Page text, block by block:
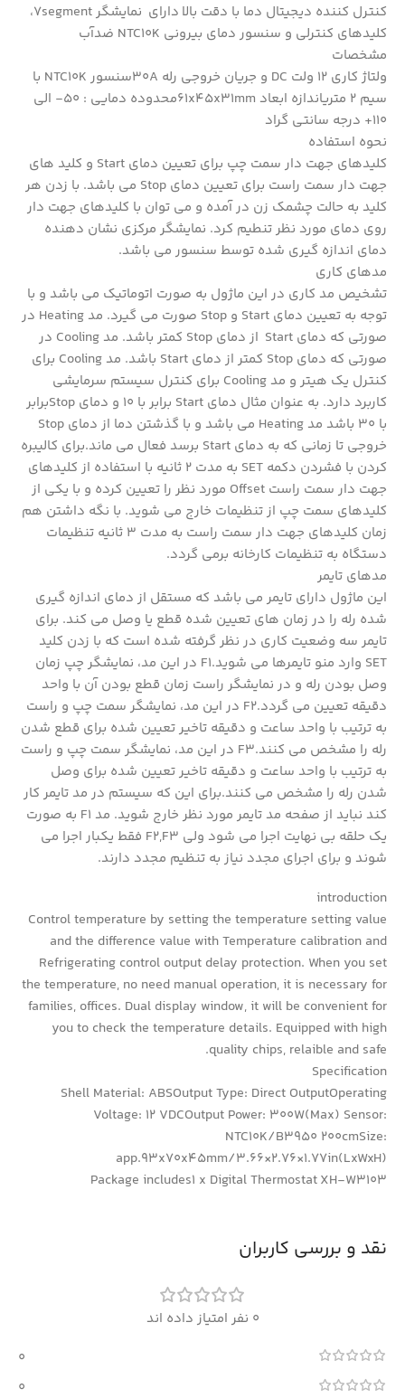
کنترل کننده دیجیتال دما با دقت بالا دارای نمایشگر 7segment،
کلیدهای کنترلی و سنسور دمای بیرونی NTC10K ضدآب
مشخصات
ولتاژ کاری 12 ولت DC و جریان خروجی رله 30Aسنسور NTC10K با
سیم 2 متریاندازه ابعاد 61x45x31mmمحدوده دمایی : 50- الی
110+ درجه سانتی گراد
نحوه استفاده
کلیدهای جهت دار سمت چپ برای تعیین دمای Start و کلید های
جهت دار سمت راست برای تعیین دمای Stop می باشد. با زدن هر
کلید به حالت چشمک زن در آمده و می توان با کلیدهای جهت دار
روی دمای مورد نظر تنطیم کرد. نمایشگر مرکزی نشان دهنده
دمای اندازه گیری شده توسط سنسور می باشد.
مدهای کاری
تشخیص مد کاری در این ماژول به صورت اتوماتیک می باشد و با
توجه به تعیین دمای Start و Stop صورت می گیرد. مد Heating در
صورتی که دمای Start از دمای Stop کمتر باشد. مد Cooling در
صورتی که دمای Stop کمتر از دمای Start باشد. مد Cooling برای
کنترل یک هیتر و مد Cooling برای کنترل سیستم سرمایشی
کاربرد دارد. به عنوان مثال دمای Start برابر با 10 و دمای Stopبرابر
با 30 باشد مد Heating می باشد و با گذشتن دما از دمای Stop
خروجی تا زمانی که به دمای Start برسد فعال می ماند.برای کالیبره
کردن با فشردن دکمه SET به مدت 2 ثانیه با استفاده از کلیدهای
جهت دار سمت راست Offset مورد نظر را تعیین کرده و با یکی از
کلیدهای سمت چپ از تنظیمات خارج می شوید. با نگه داشتن هم
زمان کلیدهای جهت دار سمت راست به مدت 3 ثانیه تنظیمات
دستگاه به تنظیمات کارخانه برمی گردد.
مدهای تایمر
این ماژول دارای تایمر می باشد که مستقل از دمای اندازه گیری
شده رله را در زمان های تعیین شده قطع یا وصل می کند. برای
تایمر سه وضعیت کاری در نظر گرفته شده است که با زدن کلید
SET وارد منو تایمرها می شوید.F1 در این مد، نمایشگر چپ زمان
وصل بودن رله و در نمایشگر راست زمان قطع بودن آن با واحد
دقیقه تعیین می گردد.F2 در این مد، نمایشگر سمت چپ و راست
به ترتیب با واحد ساعت و دقیقه تاخیر تعیین شده برای قطع شدن
رله را مشخص می کنند.F3 در این مد، نمایشگر سمت چپ و راست
به ترتیب با واحد ساعت و دقیقه تاخیر تعیین شده برای وصل
شدن رله را مشخص می کنند.برای این که سیستم در مد تایمر کار
کند نباید از صفحه مد تایمر مورد نظر خارج شوید. مد F1 به صورت
یک حلقه بی نهایت اجرا می شود ولی F2,F3 فقط یکبار اجرا می
شوند و برای اجرای مجدد نیاز به تنظیم مجدد دارند.
introduction
Control temperature by setting the temperature setting value
and the difference value with Temperature calibration and
Refrigerating control output delay protection. When you set
the temperature, no need manual operation, it is necessary for
families, offices. Dual display window, it will be convenient for
you to check the temperature details. Equipped with high
quality chips, relaible and safe.
Specification
Shell Material: ABSOutput Type: Direct OutputOperating
Voltage: 12 VDCOutput Power: 300W(Max) Sensor:
NTC10K/B3950 200cmSize:
app.93x70x45mm/3.66×2.76×1.77in(LxWxH)
Package includes1 x Digital Thermostat XH-W3103
نقد و بررسی کاربران
0 نفر امتیاز داده اند
0
0